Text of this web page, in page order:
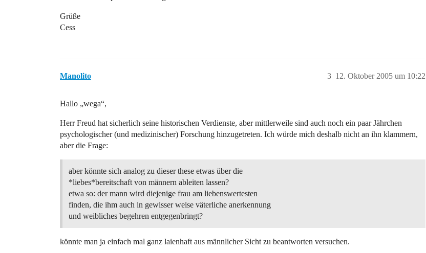
Grüße
Cess
Manolito 12. Oktober 2005 um 10:22
3
Hallo „wega“,
Herr Freud hat sicherlich seine historischen Verdienste, aber mittlerweile sind auch noch ein paar Jährchen
psychologischer (und medizinischer) Forschung hinzugetreten. Ich würde mich deshalb nicht an ihn klammern,
aber die Frage:
aber könnte sich analog zu dieser these etwas über die
*liebes*bereitschaft von männern ableiten lassen?
etwa so: der mann wird diejenige frau am liebenswertesten
finden, die ihm auch in gewisser weise väterliche anerkennung
und weibliches begehren entgegenbringt?
könnte man ja einfach mal ganz laienhaft aus männlicher Sicht zu beantworten versuchen.